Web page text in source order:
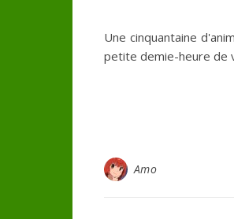
Une cinquantaine
petite demie-heure de
Amo